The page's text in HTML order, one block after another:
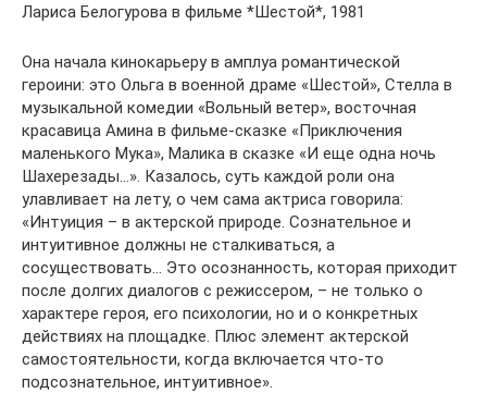
Лариса Белогурова в фильме *Шестой*, 1981
Она начала кинокарьеру в амплуа романтической
героини: это Ольга в военной драме «Шестой», Стелла в
музыкальной комедии «Вольный ветер», восточная
красавица Амина в фильме-сказке «Приключения
маленького Мука», Малика в сказке «И еще одна ночь
Шахерезады…». Казалось, суть каждой роли она
улавливает на лету, о чем сама актриса говорила:
«Интуиция – в актерской природе. Сознательное и
интуитивное должны не сталкиваться, а
сосуществовать… Это осознанность, которая приходит
после долгих диалогов с режиссером, – не только о
характере героя, его психологии, но и о конкретных
действиях на площадке. Плюс элемент актерской
самостоятельности, когда включается что-то
подсознательное, интуитивное».